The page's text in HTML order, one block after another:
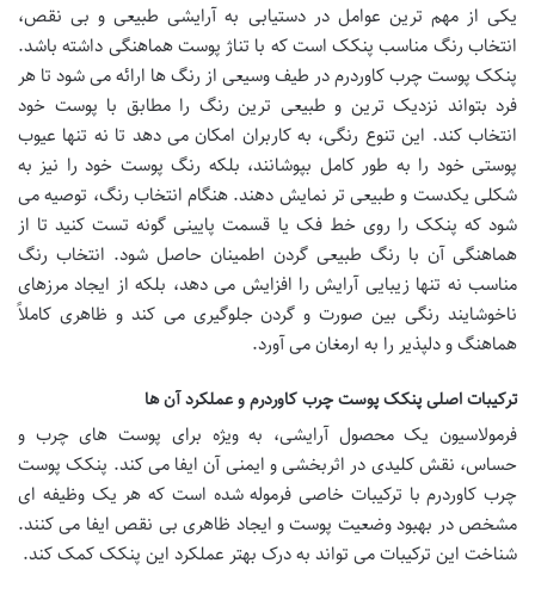
یکی از مهم ترین عوامل در دستیابی به آرایشی طبیعی و بی نقص،
انتخاب رنگ مناسب پنکک است که با تناژ پوست هماهنگی داشته باشد.
پنکک پوست چرب کاوردرم در طیف وسیعی از رنگ ها ارائه می شود تا هر
فرد بتواند نزدیک ترین و طبیعی ترین رنگ را مطابق با پوست خود
انتخاب کند. این تنوع رنگی، به کاربران امکان می دهد تا نه تنها عیوب
پوستی خود را به طور کامل بپوشانند، بلکه رنگ پوست خود را نیز به
شکلی یکدست و طبیعی تر نمایش دهند. هنگام انتخاب رنگ، توصیه می
شود که پنکک را روی خط فک یا قسمت پایینی گونه تست کنید تا از
هماهنگی آن با رنگ طبیعی گردن اطمینان حاصل شود. انتخاب رنگ
مناسب نه تنها زیبایی آرایش را افزایش می دهد، بلکه از ایجاد مرزهای
ناخوشایند رنگی بین صورت و گردن جلوگیری می کند و ظاهری کاملاً
هماهنگ و دلپذیر را به ارمغان می آورد.
ترکیبات اصلی پنکک پوست چرب کاوردرم و عملکرد آن ها
فرمولاسیون یک محصول آرایشی، به ویژه برای پوست های چرب و
حساس، نقش کلیدی در اثربخشی و ایمنی آن ایفا می کند. پنکک پوست
چرب کاوردرم با ترکیبات خاصی فرموله شده است که هر یک وظیفه ای
مشخص در بهبود وضعیت پوست و ایجاد ظاهری بی نقص ایفا می کنند.
شناخت این ترکیبات می تواند به درک بهتر عملکرد این پنکک کمک کند.